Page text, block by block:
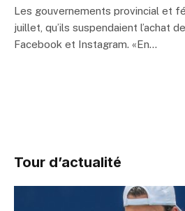
Les gouvernements provincial et
juillet, qu’ils suspendaient l’achat
Facebook et Instagram. «En…
Tour d’actualité